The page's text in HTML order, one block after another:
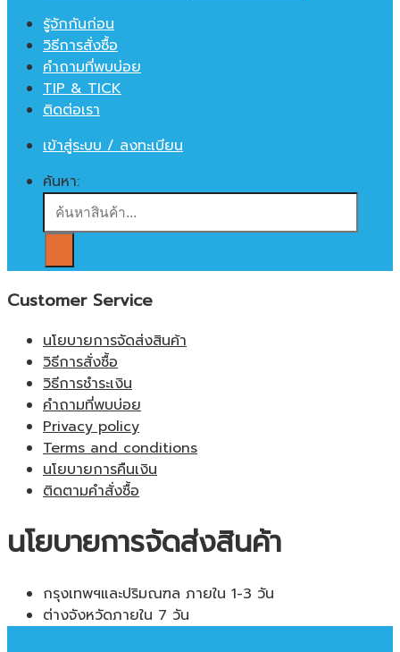
รู้จักกันก่อน
วิธีการสั่งซื้อ
คำถามที่พบบ่อย
TIP & TICK
ติดต่อเรา
เข้าสู่ระบบ / ลงทะเบียน
ค้นหา:
Customer Service
นโยบายการจัดส่งสินค้า
วิธีการสั่งซื้อ
วิธีการชำระเงิน
คำถามที่พบบ่อย
Privacy policy
Terms and conditions
นโยบายการคืนเงิน
ติดตามคำสั่งซื้อ
นโยบายการจัดส่งสินค้า
กรุงเทพฯและปริมณฑล ภายใน 1-3 วัน
ต่างจังหวัดภายใน 7 วัน